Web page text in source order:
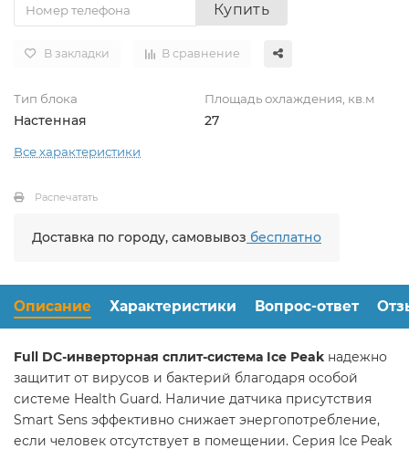
Купить
В закладки В сравнение
Тип блока
Настенная
Площадь охлаждения, кв.м
27
Все характеристики
Распечатать
Доставка по городу, самовывоз бесплатно
Описание Характеристики Вопрос-ответ
Full DC-инверторная сплит-система Ice Peak надежно
защитит от вирусов и бактерий благодаря особой
системе Health Guard. Наличие датчика присутствия
Smart Sens эффективно снижает энергопотребление,
если человек отсутствует в помещении. Серия Ice Peak